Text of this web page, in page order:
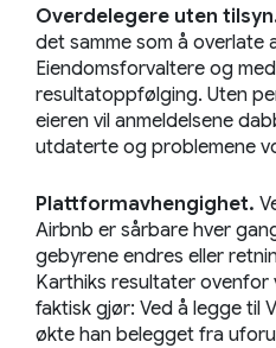
Overdelegere uten
det samme som å overlate
Eiendomsforvaltere og
resultatoppfølging. Uten
eieren vil anmeldelsene
utdaterte og problemene
Plattformavhengighet.
Airbnb er sårbare hver
gebyrene endres eller
Karthiks resultater ovenfor
faktisk gjør: Ved å legge til
økte han belegget fra